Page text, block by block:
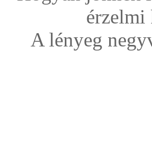
A lényeg